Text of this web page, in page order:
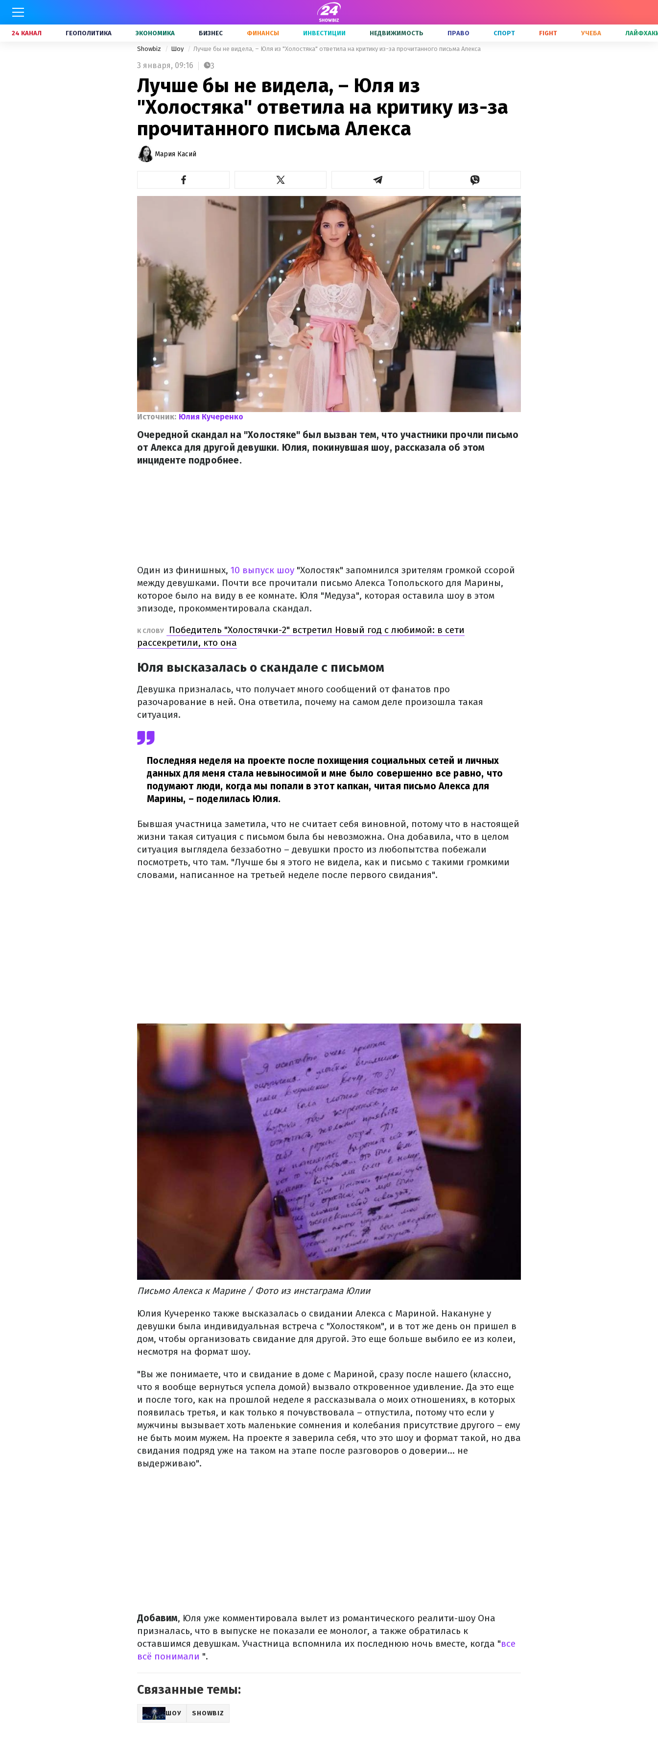
24 КАНАЛ ГЕОПОЛИТИКА ЭКОНОМИКА БИЗНЕС ФИНАНСЫ ИНВЕСТИЦИИ НЕДВИЖИМОСТЬ ПРАВО СПОРТ FIGHT УЧЕБА
Showbiz Шоу Лучше бы не видела, – Юля из "Холостяка" ответила на критику из-за прочитанного письма Алекса
3 января, 09:16 3
Лучше бы не видела, – Юля из
"Холостяка" ответила на критику из-за
прочитанного письма Алекса
Мария Касий
Источник: Юлия Кучеренко
Очередной скандал на "Холостяке" был вызван тем, что участники прочли письмо
от Алекса для другой девушки. Юлия, покинувшая шоу, рассказала об этом
инциденте подробнее.
Один из финишных, 10 выпуск шоу "Холостяк" запомнился зрителям громкой ссорой
между девушками. Почти все прочитали письмо Алекса Топольского для Марины,
которое было на виду в ее комнате. Юля "Медуза", которая оставила шоу в этом
эпизоде, прокомментировала скандал.
К СЛОВУ
Победитель "Холостячки-2" встретил Новый год с любимой: в сети
рассекретили, кто она
Юля высказалась о скандале с письмом
Девушка призналась, что получает много сообщений от фанатов про
разочарование в ней. Она ответила, почему на самом деле произошла такая
ситуация.
Последняя неделя на проекте после похищения социальных сетей и личных
данных для меня стала невыносимой и мне было совершенно все равно, что
подумают люди, когда мы попали в этот капкан, читая письмо Алекса для
Марины, – поделилась Юлия.
Бывшая участница заметила, что не считает себя виновной, потому что в настоящей
жизни такая ситуация с письмом была бы невозможна. Она добавила, что в целом
ситуация выглядела беззаботно – девушки просто из любопытства побежали
посмотреть, что там. "Лучше бы я этого не видела, как и письмо с такими громкими
словами, написанное на третьей неделе после первого свидания".
Письмо Алекса к Марине / Фото из инстаграма Юлии
Юлия Кучеренко также высказалась о свидании Алекса с Мариной. Накануне у
девушки была индивидуальная встреча с "Холостяком", и в тот же день он пришел в
дом, чтобы организовать свидание для другой. Это еще больше выбило ее из колеи,
несмотря на формат шоу.
"Вы же понимаете, что и свидание в доме с Мариной, сразу после нашего (классно,
что я вообще вернуться успела домой) вызвало откровенное удивление. Да это еще
и после того, как на прошлой неделе я рассказывала о моих отношениях, в которых
появилась третья, и как только я почувствовала – отпустила, потому что если у
мужчины вызывает хоть маленькие сомнения и колебания присутствие другого – ему
не быть моим мужем. На проекте я заверила себя, что это шоу и формат такой, но два
свидания подряд уже на таком на этапе после разговоров о доверии... не
выдерживаю".
Добавим, Юля уже комментировала вылет из романтического реалити-шоу Она
призналась, что в выпуске не показали ее монолог, а также обратилась к
оставшимся девушкам. Участница вспомнила их последнюю ночь вместе, когда "все
всё понимали ".
Связанные темы:
ШОУ SHOWBIZ